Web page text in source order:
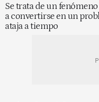
Se trata de un
a convertirse en un
ataja a tiempo